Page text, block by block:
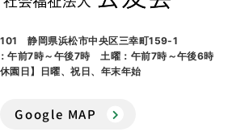
静岡県浜松市中央区三幸町159-1
：午前7時～午後7時 土曜：午前7時～午後6時
休園日】日曜、祝日、年末年始
Google MAP